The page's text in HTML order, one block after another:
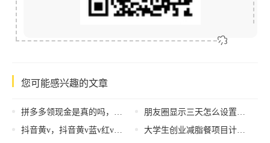
您可能感兴趣的文章
拼多多领现金是真的吗，拼多多现金红包真的吗？
抖音黄v，抖音黄v蓝v红v的区别是什么
朋友圈显示三天怎么设置是不是把你屏蔽了，朋友圈显示三天怎么设置是不是把你屏蔽了呢？
大学生创业减脂餐项目计划书，大学生创业减脂餐项目计划书财务分析？